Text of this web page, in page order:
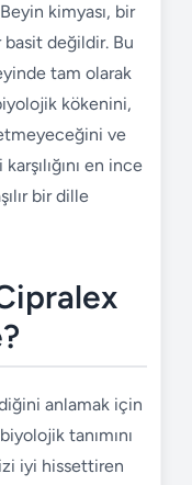
kimyası, bir
basit değildir. Bu
tam olarak
kökenini,
ve
en ince
bir dille
anlamak için
tanımını
iyi hissettiren